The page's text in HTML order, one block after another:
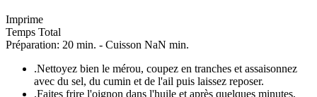
Imprime
Temps Total
Préparation: 20 min. - Cuisson NaN min.
.Nettoyez bien le mérou, coupez en tranches et assaisonnez
avec du sel, du cumin et de l'ail puis laissez reposer.
.Faites frire l'oignon dans l'huile et après quelques minutes,